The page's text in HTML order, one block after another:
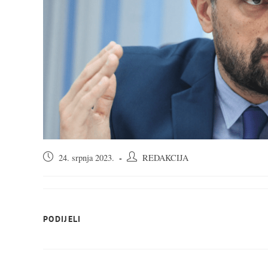
Objava24. srpnja 2023.
AutorREDAKCIJA
PODIJELI